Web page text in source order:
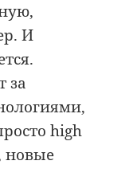
И
за
high
новые